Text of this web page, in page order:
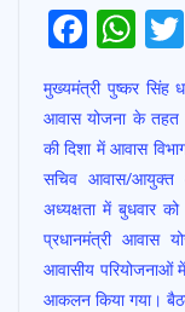
F
ac
e
b
o
o
k
W
h
at
s
A
p
p
मुख्यमंत्री पुष्कर सिंह
आवास योजना के तहत
की दिशा में आवास
सचिव आवास/आयुक्त
अध्यक्षता में बुधवार
प्रधानमंत्री आवास
आवासीय परियोजनाओं
आकलन किया गया।